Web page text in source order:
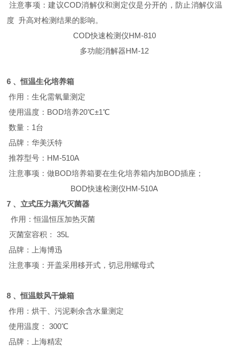
注意事项：建议COD消解仪和测定仪是分开的，防止消解仪温
度 升高对检测结果的影响。
COD快速检测仪HM-810
多功能消解器HM-12
6 、恒温生化培养箱
作用：生化需氧量测定
使用温度： BOD培养20℃±1℃
数量： 1台
品牌：华美沃特
推荐型号： HM-510A
注意事项：做BOD培养箱要在生化培养箱内加BOD插座；
BOD快速检测仪HM-510A
7 、 立式压力蒸汽灭菌器
作用：恒温恒压加热灭菌
灭菌室容积： 35L
品牌：上海博迅
注意事项：开盖采用移开式，切忌用螺母式
8 、恒温鼓风干燥箱
作用：烘干、污泥剩余含水量测定
使用温度： 300℃
品牌：上海精宏